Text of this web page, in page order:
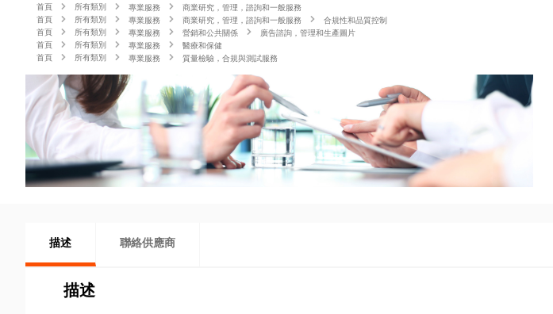
首頁
所有類別 專業服務
商業研究，管理，諮詢和一般服務
首頁
所有類別 專業服務 商業研究，管理，諮詢和一般服務
合規性和品質控制
首頁
所有類別 專業服務 營銷和公共關係
廣告諮詢，管理和生產圖片
首頁
所有類別 專業服務
醫療和保健
首頁
所有類別 專業服務 質量檢驗，合規與測試服務
描述 聯絡供應商
描述